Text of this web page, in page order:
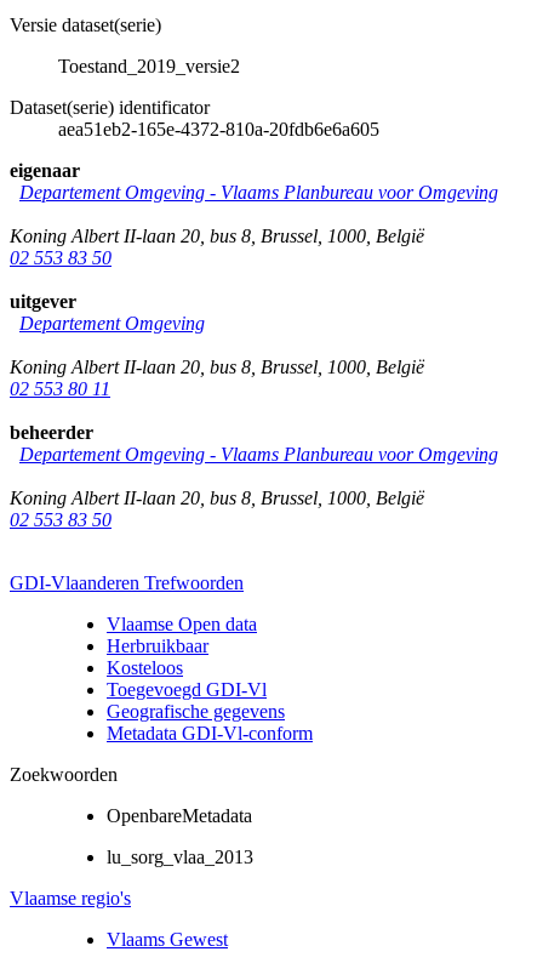
Versie dataset(serie)
Toestand_2019_versie2
Dataset(serie) identificator
aea51eb2-165e-4372-810a-20fdb6e6a605
eigenaar
Departement Omgeving - Vlaams Planbureau voor Omgeving
Koning Albert II-laan 20, bus 8 Brussel 1000 België
02 553 83 50
uitgever
Departement Omgeving
Koning Albert II-laan 20, bus 8 Brussel 1000 België
02 553 80 11
beheerder
Departement Omgeving - Vlaams Planbureau voor Omgeving
Koning Albert II-laan 20, bus 8 Brussel 1000 België
02 553 83 50
GDI-Vlaanderen Trefwoorden
Vlaamse Open data
Herbruikbaar
Kosteloos
Toegevoegd GDI-Vl
Geografische gegevens
Metadata GDI-Vl-conform
Zoekwoorden
OpenbareMetadata
lu_sorg_vlaa_2013
Vlaamse regio's
Vlaams Gewest